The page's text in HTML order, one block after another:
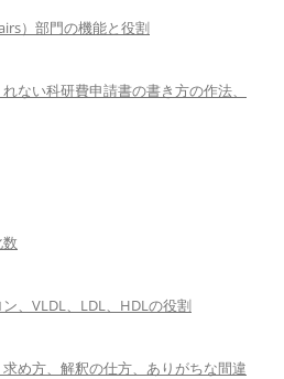
）部門の機能と役割
ない科研費申請書の書き方の作法、
、VLDL、LDL、HDLの役割
め方、解釈の仕方、ありがちな間違